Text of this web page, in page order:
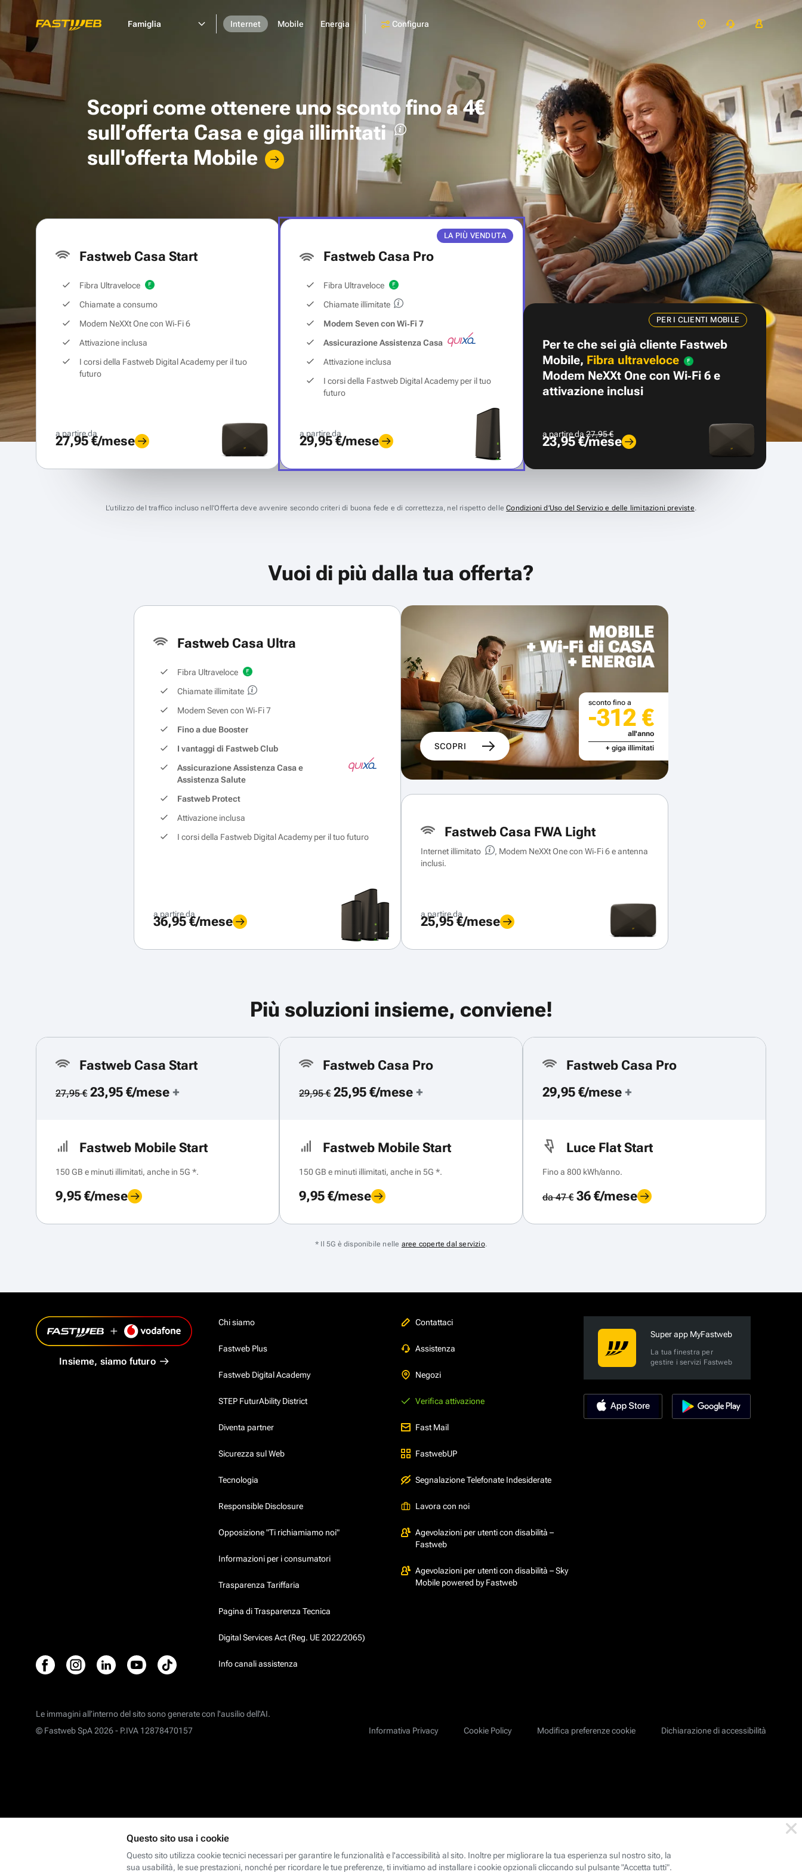
Famiglia Internet Mobile Energia Configura
Scopri come ottenere unosconto fino a 4€
sull’offerta Casa e giga illimitati
sull'offerta Mobile
Fastweb Casa Start
Fibra Ultraveloce
Chiamate a consumo
Modem NeXXt One con Wi‑Fi 6
Attivazione inclusa
I corsi della Fastweb Digital Academy per il tuo
futuro
a partire da
27,95 €/mese
LA PIÙ VENDUTA
Fastweb Casa Pro
Fibra Ultraveloce
Chiamate illimitate
Modem Seven con Wi‑Fi 7
Assicurazione Assistenza Casa
Attivazione inclusa
I corsi della Fastweb Digital Academy per il tuo
futuro
a partire da
29,95 €/mese
PER I CLIENTI MOBILE
Per te che sei già cliente Fastweb
Mobile, Fibra ultraveloce
Modem NeXXt One con Wi‑Fi 6 e
attivazione inclusi
a partire da27,95 €
23,95 €/mese
L’utilizzo del traffico incluso nell’Offerta deve avvenire secondo criteri di buona fede e di correttezza, nel rispetto delleCondizioni d’Uso del Servizio e delle limitazioni previste.
Vuoi di più dalla tua offerta?
Fastweb Casa Ultra
Fibra Ultraveloce
Chiamate illimitate
Modem Seven con Wi‑Fi 7
Fino a due Booster
I vantaggi di Fastweb Club
Assicurazione Assistenza Casa e
Assistenza Salute
Fastweb Protect
Attivazione inclusa
I corsi della Fastweb Digital Academy per il tuo futuro
a partire da
36,95 €/mese
MOBILE
+ Wi-Fi di CASA
+ ENERGIA
SCOPRI
sconto fino a
-312 €
all'anno
+ giga illimitati
Fastweb Casa FWA Light
Internet illimitato
, Modem NeXXt One con Wi‑Fi 6 e antenna
inclusi.
a partire da
25,95 €/mese
Più soluzioni insieme, conviene!
Fastweb Casa Start
27,95 €23,95 €/mese +
Fastweb Mobile Start
150 GB e minuti illimitati, anche in 5G *.
9,95 €/mese
Fastweb Casa Pro
29,95 €25,95 €/mese +
Fastweb Mobile Start
150 GB e minuti illimitati, anche in 5G *.
9,95 €/mese
Fastweb Casa Pro
29,95 €/mese +
Luce Flat Start
Fino a 800 kWh/anno.
da 47 €36 €/mese
* Il 5G è disponibile nelle aree coperte dal servizio.
Insieme, siamo futuro
Chi siamo
Fastweb Plus
Fastweb Digital Academy
STEP FuturAbility District
Diventa partner
Sicurezza sul Web
Tecnologia
Responsible Disclosure
Opposizione "Ti richiamiamo noi"
Informazioni per i consumatori
Trasparenza Tariffaria
Pagina di Trasparenza Tecnica
Digital Services Act (Reg. UE 2022/2065)
Info canali assistenza
Contattaci
Assistenza
Negozi
Verifica attivazione
Fast Mail
FastwebUP
Segnalazione Telefonate Indesiderate
Lavora con noi
Agevolazioni per utenti con disabilità –
Fastweb
Agevolazioni per utenti con disabilità – Sky
Mobile powered by Fastweb
Super app MyFastweb
La tua finestra per
gestire i servizi Fastweb
Le immagini all’interno del sito sono generate con l'ausilio dell'AI.
Informativa Privacy
Cookie Policy Modifica preferenze cookie Dichiarazione di accessibilità
© Fastweb SpA 2026 - P.IVA 12878470157